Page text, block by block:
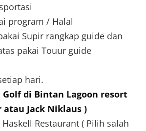
program / Halal
Supir rangkap guide dan
pakai Touur guide
hari.
Golf di Bintan Lagoon resort
atau Jack Niklaus )
Restaurant ( Pilih salah